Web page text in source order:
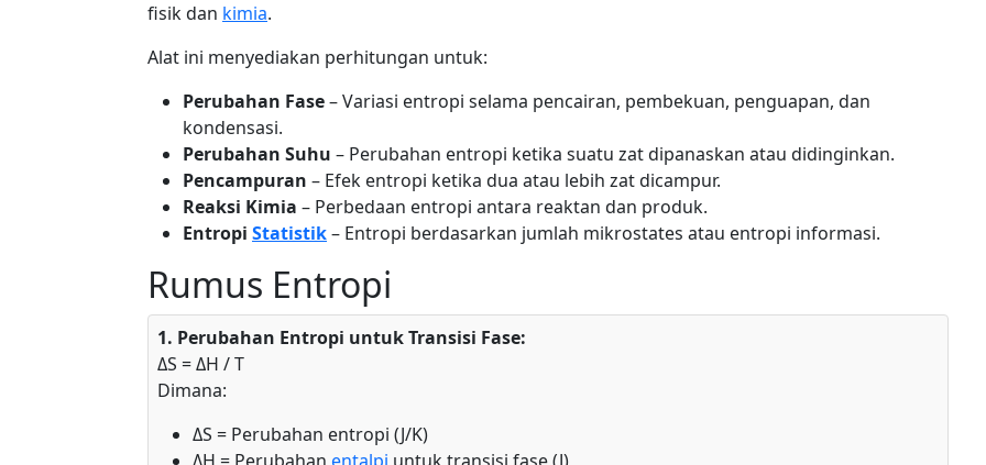
fisik dan kimia.
Alat ini menyediakan perhitungan untuk:
Perubahan Fase– Variasi entropi selama pencairan, pembekuan, penguapan, dan
kondensasi.
Perubahan Suhu – Perubahan entropi ketika suatu zat dipanaskan atau didinginkan.
Pencampuran – Efek entropi ketika dua atau lebih zat dicampur.
Reaksi Kimia – Perbedaan entropi antara reaktan dan produk.
Entropi Statistik– Entropi berdasarkan jumlah mikrostates atau entropi informasi.
Rumus Entropi
1. Perubahan Entropi untuk Transisi Fase:
ΔS = ΔH / T
Dimana:
ΔS = Perubahan entropi (J/K)